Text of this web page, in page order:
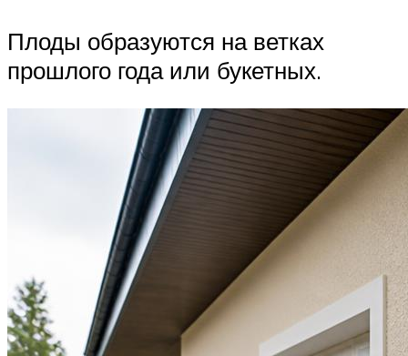
Плоды образуются на ветках
прошлого года или букетных.